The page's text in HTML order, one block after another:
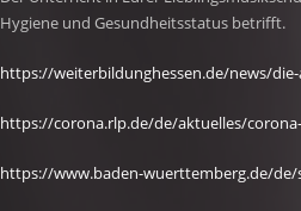
Hygiene und Gesundheitsstatus betrifft.
https://weiterbildunghessen.de/news/
https://corona.rlp.de/de/aktuelles/
https://www.baden-wuerttemberg.de/de/